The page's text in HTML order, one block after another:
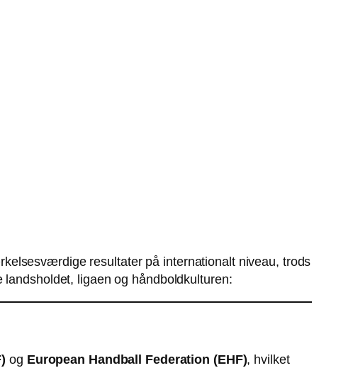
resultater på internationalt niveau, trods
ligaen og håndboldkulturen:
og European Handball Federation (EHF), hvilket